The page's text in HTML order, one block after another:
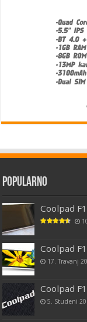
Popularno
Coolpad
Coolpad
17. Travanj
Coolpad
5. Studeni